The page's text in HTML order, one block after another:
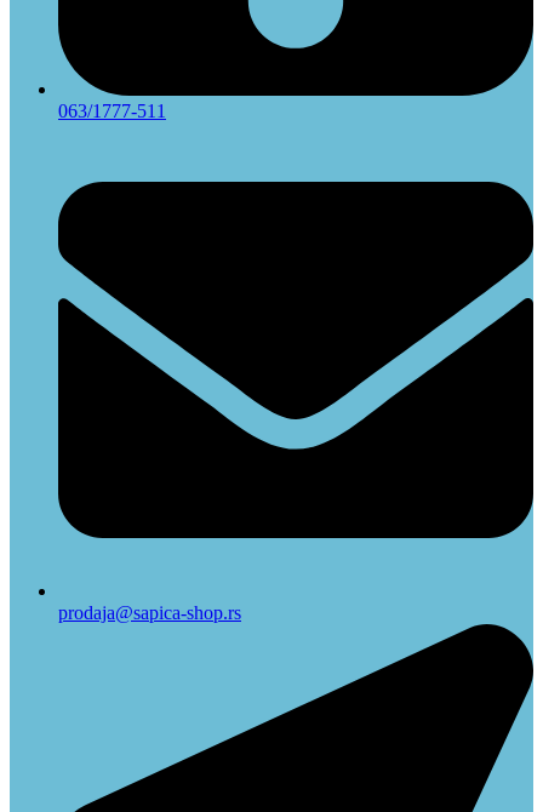
063/1777-511
prodaja@sapica-shop.rs